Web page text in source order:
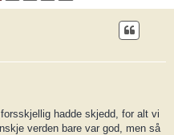
hadde skjedd, for alt vi
verden bare var god, men så